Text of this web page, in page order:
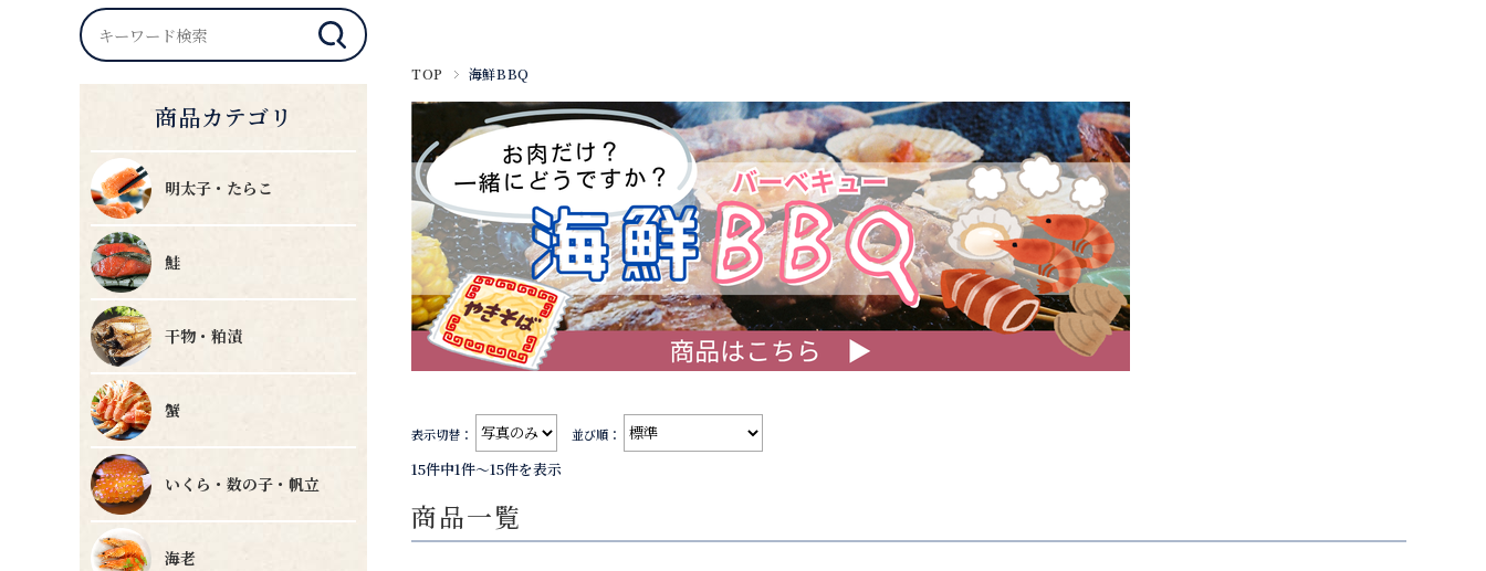
TOP 海鮮BBQ
表示切替： 並び順：
15件中1件～15件を表示
商品一覧
商品カテゴリ
明太子・たらこ
鮭
干物・粕漬
蟹
いくら・数の子・帆立
海老